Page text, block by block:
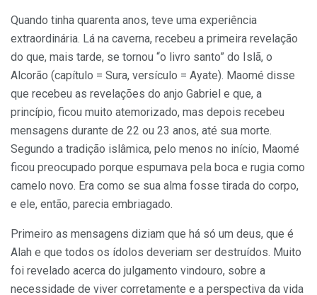
Quando tinha quarenta anos, teve uma experiência
extraordinária. Lá na caverna, recebeu a primeira revelação
do que, mais tarde, se tornou “o livro santo” do Islã, o
Alcorão (capítulo = Sura, versículo = Ayate). Maomé disse
que recebeu as revelações do anjo Gabriel e que, a
princípio, ficou muito atemorizado, mas depois recebeu
mensagens durante de 22 ou 23 anos, até sua morte.
Segundo a tradição islâmica, pelo menos no início, Maomé
ficou preocupado porque espumava pela boca e rugia como
camelo novo. Era como se sua alma fosse tirada do corpo,
e ele, então, parecia embriagado.
Primeiro as mensagens diziam que há só um deus, que é
Alah e que todos os ídolos deveriam ser destruídos. Muito
foi revelado acerca do julgamento vindouro, sobre a
necessidade de viver corretamente e a perspectiva da vida